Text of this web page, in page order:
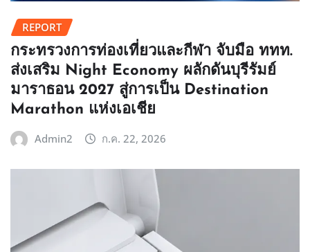
REPORT
กระทรวงการท่องเที่ยวและกีฬา จับมือ ททท.
ส่งเสริม Night Economy ผลักดันบุรีรัมย์
มาราธอน 2027 สู่การเป็น Destination
Marathon แห่งเอเชีย
Admin2 ก.ค. 22, 2026